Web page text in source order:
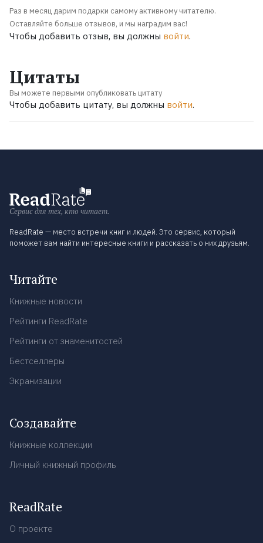
Раз в месяц дарим подарки самому активному читателю.
Оставляйте больше отзывов, и мы наградим вас!
Чтобы добавить отзыв, вы должны войти.
Цитаты
Вы можете первыми опубликовать цитату
Чтобы добавить цитату, вы должны войти.
Сервис для тех, кто читает.
ReadRate — место встречи книг и людей. Это сервис, который
поможет вам найти интересные книги и рассказать о них друзьям.
Читайте
Книжные новости
Рейтинги ReadRate
Рейтинги от знаменитостей
Бестселлеры
Экранизации
Создавайте
Книжные коллекции
Личный книжный профиль
ReadRate
О проекте